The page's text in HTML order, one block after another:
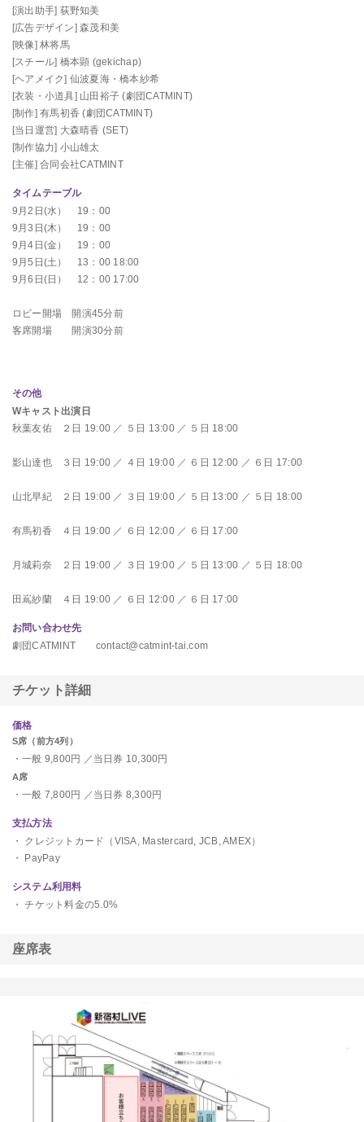
[演出助手] 荻野知美
[広告デザイン]森茂和美
[映像]林将馬
[スチール] 橋本顕 (gekichap)
[ヘアメイク] 仙波夏海・橋本紗希
[衣装・小道具] 山田裕子 (劇団CATMINT)
[制作]有馬初香 (劇団CATMINT)
[当日運営] 大森晴香 (SET)
[制作協力] 小山雄太
[主催]合同会社CATMINT
タイムテーブル
9月2日(水） 19：00
9月3日(木） 19：00
9月4日(金） 19：00
9月5日(土） 13：00 18:00
9月6日(日） 12：00 17:00
ロビー開場 開演45分前
客席開場 開演30分前
その他
Wキャスト出演日
秋葉友佑 ２日 19:00 ／ ５日 13:00 ／ ５日 18:00
影山達也 ３日 19:00 ／ ４日 19:00 ／ ６日 12:00 ／ ６日 17:00
山北早紀 ２日 19:00 ／ ３日 19:00 ／ ５日 13:00 ／ ５日 18:00
有馬初香 ４日 19:00 ／ ６日 12:00 ／ ６日 17:00
月城莉奈 ２日 19:00 ／ ３日 19:00 ／ ５日 13:00 ／ ５日 18:00
田嶌紗蘭 ４日 19:00 ／ ６日 12:00 ／ ６日 17:00
お問い合わせ先
劇団CATMINT contact@catmint-tai.com
チケット詳細
価格
S席（前方4列）
・一般 9,800円 ／当日券 10,300円
A席
・一般 7,800円 ／当日券 8,300円
支払方法
・ クレジットカード（VISA, Mastercard, JCB, AMEX）
・
PayPay
システム利用料
・ チケット料金の5.0%
座席表